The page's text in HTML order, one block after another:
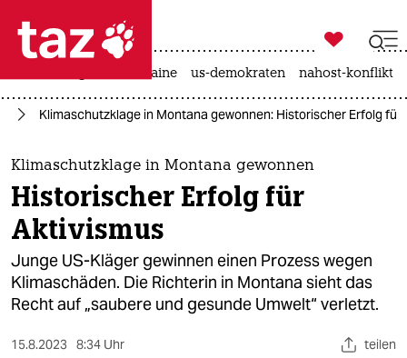
 taz zahl ich
taz zahl ich
themen
politik
öko
gesellschaft

taz zahl ich
krieg in der ukraine us-demokraten nahost-konflikt
Klimaschutzklage in Montana gewonnen: Historischer Erfolg für
Klimaschutzklage in Montana gewonnen
Historischer Erfolg für
Aktivismus
Junge US-Kläger gewinnen einen Prozess wegen
Klimaschäden. Die Richterin in Montana sieht das
Recht auf „saubere und gesunde Umwelt“ verletzt.
15.8.2023 8:34 Uhr teilen